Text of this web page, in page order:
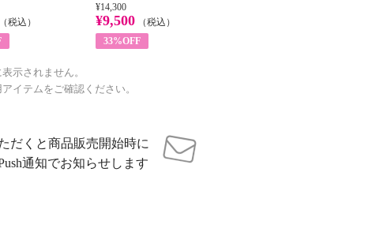
（税込）
¥14,300
¥9,500
（税込）
33%OFF
示されません。
イテムをご確認ください。
だくと商品販売開始時に
通知でお知らせします